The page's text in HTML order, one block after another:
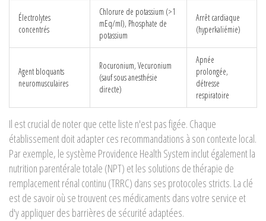
Électrolytes
concentrés
Chlorure de potassium (>1
mEq/ml), Phosphate de
potassium
Arrêt cardiaque
(hyperkaliémie)
Agent bloquants
neuromusculaires
Rocuronium, Vecuronium
(sauf sous anesthésie
directe)
Apnée
prolongée,
détresse
respiratoire
Il est crucial de noter que cette liste n'est pas figée. Chaque
établissement doit adapter ces recommandations à son contexte local.
Par exemple, le système Providence Health System inclut également la
nutrition parentérale totale (NPT) et les solutions de thérapie de
remplacement rénal continu (TRRC) dans ses protocoles stricts. La clé
est de savoir où se trouvent ces médicaments dans votre service et
d'y appliquer des barrières de sécurité adaptées.